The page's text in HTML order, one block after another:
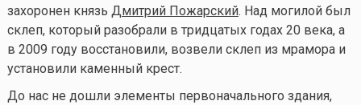
захоронен князь Дмитрий Пожарский. Над могилой был
склеп, который разобрали в тридцатых годах 20 века, а
в 2009 году восстановили, возвели склеп из мрамора и
установили каменный крест.
До нас не дошли элементы первоначального здания,